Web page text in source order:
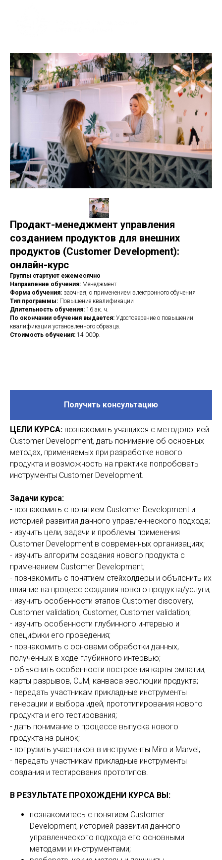
Продакт-менеджмент управления
созданием продуктов для внешних
продуктов (Customer Development):
онлайн-курс
Группы стартуют ежемесячно
Направление обучения: Менеджмент
Форма обучения: заочная, с применением электронного обучения
Тип программы: Повышение квалификации
Длительность обучения: 16 ак. ч.
По окончании обучения выдается: Удостоверение о повышении
квалификации установленного образца.
Стоимость обучения: 14 000р.
Получить консультацию
ЦЕЛИ КУРСА: познакомить учащихся с методологией
Customer Development, дать понимание об основных
методах, применяемых при разработке нового
продукта и возможность на практике попробовать
инструменты Customer Development.
Задачи курса:
- познакомить с понятием Customer Development и
историей развития данного управленческого подхода;
- изучить цели, задачи и проблемы применения
Customer Development в современных организациях;
- изучить алгоритм создания нового продукта с
применением Customer Development;
- познакомить с понятием стейхолдеры и объяснить их
влияние на процесс создания нового продукта/услуги;
- изучить особенности этапов Customer discovery,
Customer validation, Customer, Customer validation;
- изучить особенности глубинного интервью и
специфики его проведения;
- познакомить с основами обработки данных,
полученных в ходе глубинного интервью;
- объяснить особенности построения карты эмпатии,
карты разрывов, CJM, канваса эволюции продукта;
- передать участникам прикладные инструменты
генерации и выбора идей, прототипирования нового
продукта и его тестирования;
- дать понимание о процессе выпуска нового
продукта на рынок;
- погрузить участников в инструменты Miro и Marvel;
- передать участникам прикладные инструменты
создания и тестирования прототипов.
В РЕЗУЛЬТАТЕ ПРОХОЖДЕНИ КУРСА ВЫ:
познакомитесь с понятием Customer
Development, историей развития данного
управленческого подхода его основными
методами и инструментами;